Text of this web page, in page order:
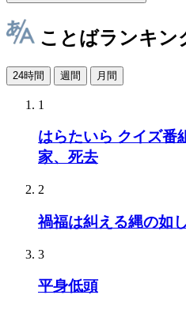
ことばランキン
24時間 週間 月間
1
はらたいら クイズ番
家、死去
2
禍福は糾える縄の如し
3
平身低頭